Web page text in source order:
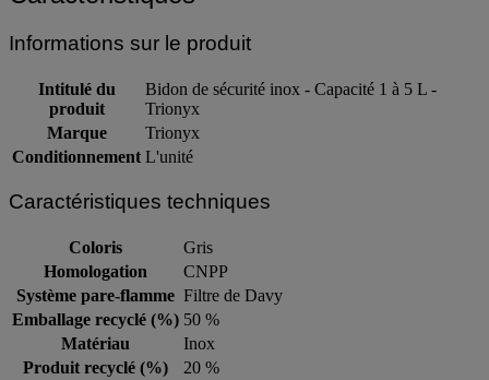
Informations sur le produit
Intitulé du
produit
Bidon de sécurité inox - Capacité 1 à 5 L -
Trionyx
Marque
Trionyx
Conditionnement L'unité
Caractéristiques techniques
Coloris
Gris
Homologation
CNPP
Système pare-flamme Filtre de Davy
Emballage recyclé (%) 50 %
Matériau
Inox
Produit recyclé (%)
20 %